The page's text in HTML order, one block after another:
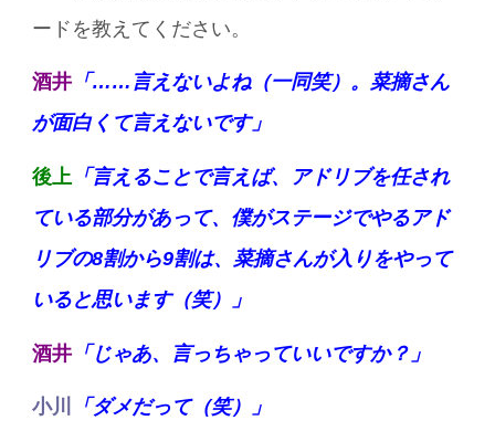
ードを教えてください。
酒井 「……言えないよね（一同笑）。菜摘さん
が面白くて言えないです」
後上 「言えることで言えば、アドリブを任され
ている部分があって、僕がステージでやるアド
リブの8割から9割は、菜摘さんが入りをやって
いると思います（笑）」
酒井 「じゃあ、言っちゃっていいですか？」
小川 「ダメだって（笑）」